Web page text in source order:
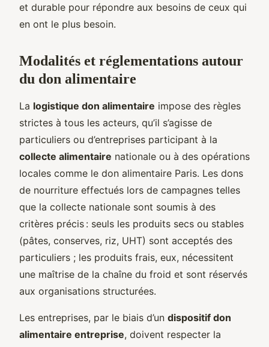
et durable pour répondre aux besoins de ceux qui
en ont le plus besoin.
Modalités et réglementations autour
du don alimentaire
La logistique don alimentaire impose des règles
strictes à tous les acteurs, qu’il s’agisse de
particuliers ou d’entreprises participant à la
collecte alimentaire nationale ou à des opérations
locales comme le don alimentaire Paris. Les dons
de nourriture effectués lors de campagnes telles
que la collecte nationale sont soumis à des
critères précis : seuls les produits secs ou stables
(pâtes, conserves, riz, UHT) sont acceptés des
particuliers ; les produits frais, eux, nécessitent
une maîtrise de la chaîne du froid et sont réservés
aux organisations structurées.
Les entreprises, par le biais d’un dispositif don
alimentaire entreprise, doivent respecter la